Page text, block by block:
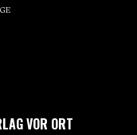
VOR ORT